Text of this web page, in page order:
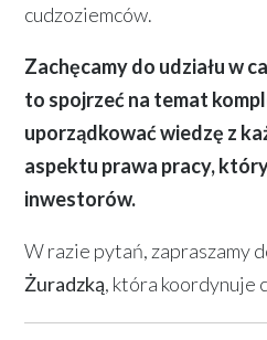
cudzoziemców.
Zachęcamy do udziału w
to spojrzeć na temat
uporządkować wiedzę z
aspektu prawa pracy,
inwestorów.
W razie pytań, zapraszamy
Żuradzką, która koordynuje